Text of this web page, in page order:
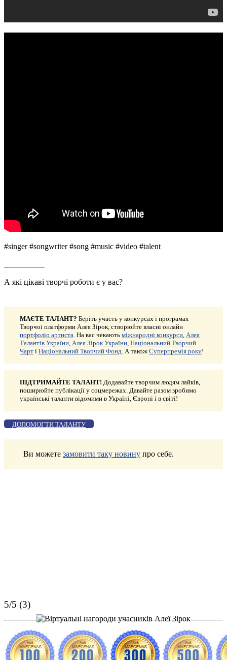
#singer #songwriter #song #music #video #talent
А які цікаві творчі роботи є у вас?
МАЄТЕ ТАЛАНТ? Беріть участь у конкурсах і програмах
Творчої платформи Алея Зірок, створюйте власні онлайн
портфоліо артиста . На вас чекають міжнародні конкурси, Алея
Талантів України, Алея Зірок України, Національний Творчий
Чарті Національний Творчий Фонд . А також Суперпремія року!
ПІДТРИМАЙТЕ ТАЛАНТ! Додавайте творчим людям лайків,
поширюйте публікації у соцмережах. Давайте разом зробимо
українські таланти відомими в Україні, Європі і в світі!
ДОПОМОГТИ ТАЛАНТУ
Ви можете замовити таку новину про себе.
5/5 (3)